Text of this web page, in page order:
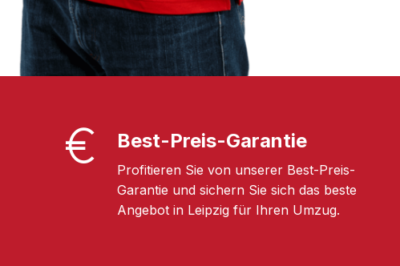
Best-Preis-Garantie
Profitieren Sie von unserer Best-Preis-
Garantie und sichern Sie sich das beste
Angebot in Leipzig für Ihren Umzug.